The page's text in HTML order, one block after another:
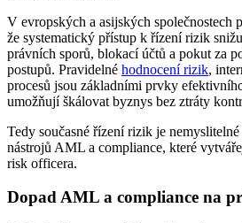
V evropských a asijských společnostech
že systematický přístup k řízení rizik
právních sporů, blokací účtů a pokut za
postupů. Pravidelné hodnocení rizik,
procesů jsou základními prvky
umožňují škálovat byznys bez ztráty
Tedy současné řízení rizik je nemyslitelné
nástrojů AML a compliance, které
risk officera.
Dopad AML a compliance na